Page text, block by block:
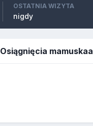
OSTATNIA WIZYTA
nigdy
Osiągnięcia mamuskaa